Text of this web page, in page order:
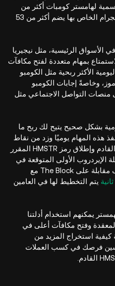
لهامستر كومبات أكثر من
33.9 مليون مشترك، ومجتمع تيليجرام الخاص بها يضم أكثر من 53
الأسواق الرئيسية، مثل نيجيريا
بمهام متعددة لفتح مكافآت
الأكثر ربحية مثل الكومبو
وخاصةً إجابات الكومبو
منصات التواصل الاجتماعي مثل
بشكل صحيح يتيح لك ربح ما
نفذ هذه المهام يوميًا وزد من نقاط
اللعبة الخاصة بك قبل الإيردروب القادم وإطلاق رمز HMSTR المقرر
إلى حملة الإيردروب الأولى المتوقعة في
يوليو وفقًا لمطوري اللعبة، يكشف مقابلة على The Block مع
يتم التخطيط لها في العامين
يمكنهم استخدام أدلتنا
وفتح مكافآت أعلى في
كيفية استخراج المزيد من
فرصك في كسب العملات